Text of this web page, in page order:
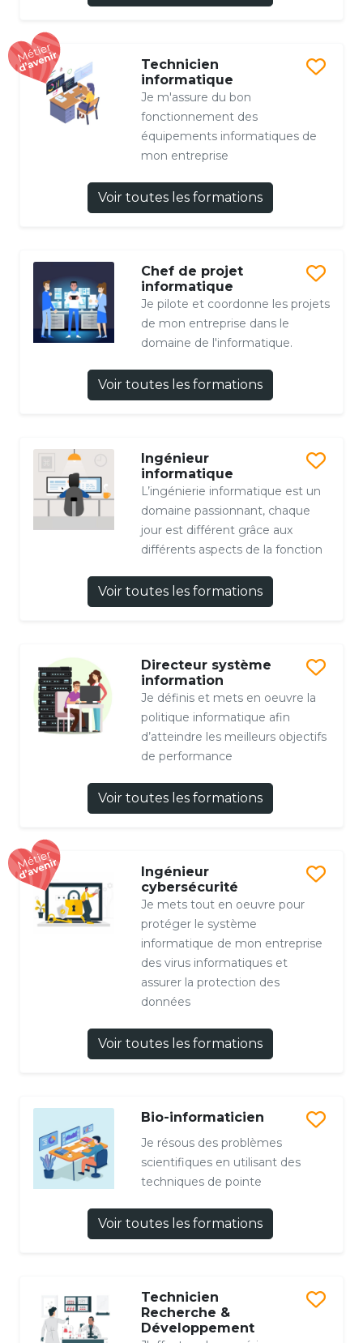
Technicien
informatique
Je m'assure du bon
fonctionnement des
équipements informatiques de
mon entreprise
Voir toutes les formations
Chef de projet
informatique
Je pilote et coordonne les projets
de mon entreprise dans le
domaine de l'informatique.
Voir toutes les formations
Ingénieur
informatique
L’ingénierie informatique est un
domaine passionnant, chaque
jour est différent grâce aux
différents aspects de la fonction
Voir toutes les formations
Directeur système
information
Je définis et mets en oeuvre la
politique informatique afin
d’atteindre les meilleurs objectifs
de performance
Voir toutes les formations
Ingénieur
cybersécurité
Je mets tout en oeuvre pour
protéger le système
informatique de mon entreprise
des virus informatiques et
assurer la protection des
données
Voir toutes les formations
Bio-informaticien
Je résous des problèmes
scientifiques en utilisant des
techniques de pointe
Voir toutes les formations
Technicien
Recherche &
Développement